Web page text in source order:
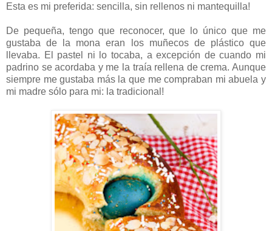
Esta es mi preferida: sencilla, sin rellenos ni mantequilla!
De pequeña, tengo que reconocer, que lo único que me
gustaba de la mona eran los muñecos de plástico que
llevaba. El pastel ni lo tocaba, a excepción de cuando mi
padrino se acordaba y me la traía rellena de crema. Aunque
siempre me gustaba más la que me compraban mi abuela y
mi madre sólo para mi: la tradicional!